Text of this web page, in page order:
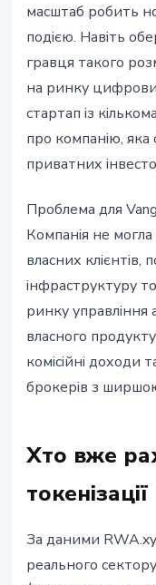
масштаб робить
подією. Навіть
гравця такого
на ринку
стартап із
про компанію, яка
приватних
Проблема для
Компанія не
власних
інфраструктуру
ринку
власного
комісійні доходи
брокерів з
Хто вже
токенізації
За даними
реального